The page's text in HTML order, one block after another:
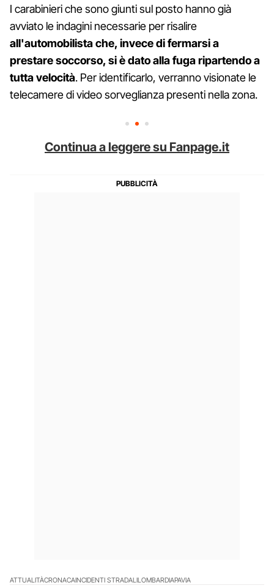
I carabinieri che sono giunti sul posto hanno già
avviato le indagini necessarie per risalire
all'automobilista che, invece di fermarsi a
prestare soccorso, si è dato alla fuga ripartendo a
tutta velocità. Per identificarlo, verranno visionate le
telecamere di video sorveglianza presenti nella zona.
Continua a leggere su Fanpage.it
ATTUALITÀCRONACAINCIDENTI STRADALILOMBARDIAPAVIA